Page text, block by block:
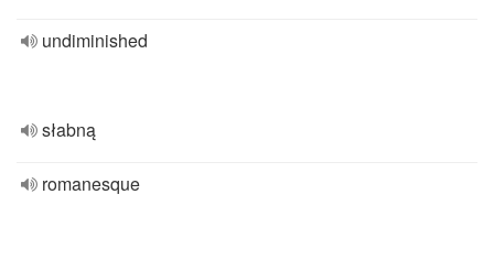
undiminished
słabną
romanesque